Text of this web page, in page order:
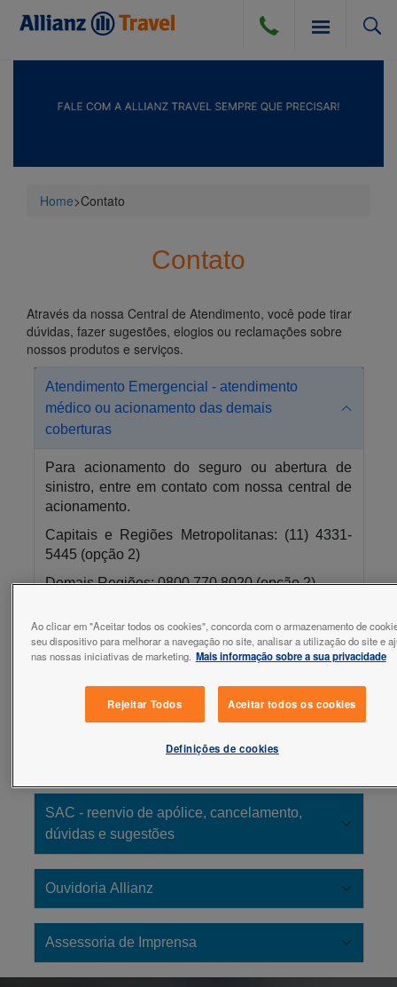
SEGURO VIAGEM
CANCELAMENTO POR DIVERSAS CAUSAS
BLOG
PERGUNTAS FREQUENTES
DICAS DE
VIAGEM
CUIDADOS
ATENDIMENTO
ATENDIMENTO
INSTITUCIONAL
MINHA CONTA
Home>Contato
Contato
Através da nossa Central de Atendimento, você pode tirar
dúvidas, fazer sugestões, elogios ou reclamações sobre
nossos produtos e serviços.
Atendimento Emergencial - atendimento
médico ou acionamento das demais
coberturas
Para acionamento do seguro ou abertura de
sinistro, entre em contato com nossa central de
acionamento.
Capitais e Regiões Metropolitanas: (11) 4331-
5445 (opção 2)
Demais Regiões: 0800 770 8020 (opção 2)
WhatsApp: +55 (11) 4331-5445
Televendas - Compre pelo Telefone
SAC - reenvio de apólice, cancelamento,
dúvidas e sugestões
Ouvidoria Allianz
Assessoria de Imprensa
Ao clicar em "Aceitar todos os cookies", concorda com o armazenamento de
seu dispositivo para melhorar a navegação no site, analisar a utilização do site e
nas nossas iniciativas de marketing. Mais informação sobre a sua privacidade
Rejeitar Todos Aceitar todos os cookies
Definições de cookies